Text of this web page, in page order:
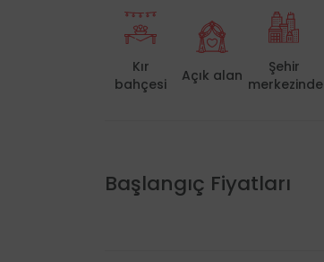
Kır
bahçesi
Açık alan
Şehir
merkezinde
Başlangıç Fiyatları